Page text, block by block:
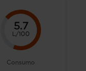
5.7
L/100
Consumo